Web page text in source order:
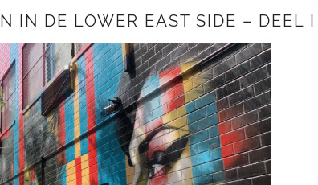
IN DE LOWER EAST SIDE – DEEL I